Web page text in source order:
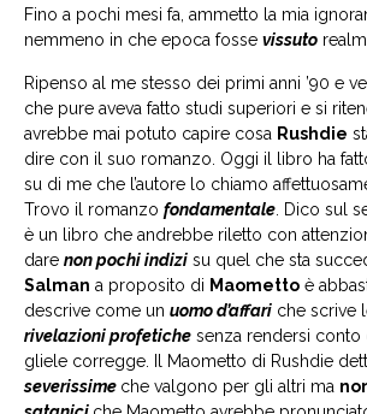
Fino a pochi mesi fa, ammetto la mia
nemmeno in che epoca fosse vissuto
Ripenso al me stesso dei primi anni ’90 e
che pure aveva fatto studi superiori e si
avrebbe mai potuto capire cosa Rushdie
dire con il suo romanzo. Oggi il libro ha
su di me che l’autore lo chiamo
Trovo il romanzo fondamentale . Dico sul
è un libro che andrebbe riletto con
dare non pochi indizi su quel che sta
Salman a proposito di Maometto è
descrive come un uomo d’affari che scrive
rivelazioni profetiche senza rendersi conto
gliele corregge. Il Maometto di Rushdie
severissime che valgono per gli altri ma